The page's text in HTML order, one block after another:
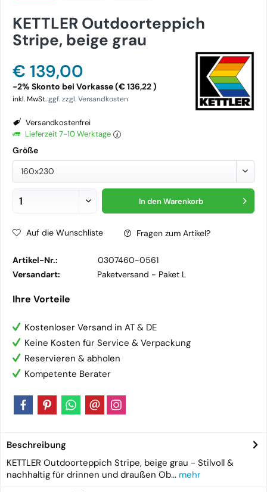
KETTLER Outdoorteppich
Stripe, beige grau
€ 139,00
-2% Skonto bei Vorkasse (€ 136,22 )
inkl. MwSt.ggf. zzgl. Versandkosten
Versandkostenfrei
Lieferzeit 7-10 Werktage
Größe
160x230
In den Warenkorb
Auf die Wunschliste Fragen zum Artikel?
Artikel-Nr.:
0307460-0561
Versandart:
Paketversand - Paket L
Ihre Vorteile
Kostenloser Versand in AT & DE
Keine Kosten für Service & Verpackung
Reservieren & abholen
Kompetente Berater
Beschreibung
KETTLER Outdoorteppich Stripe, beige grau - Stilvoll &
nachhaltig für drinnen und draußen Ob... mehr